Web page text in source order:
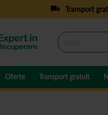
Transport
Oferte Transport gratuit